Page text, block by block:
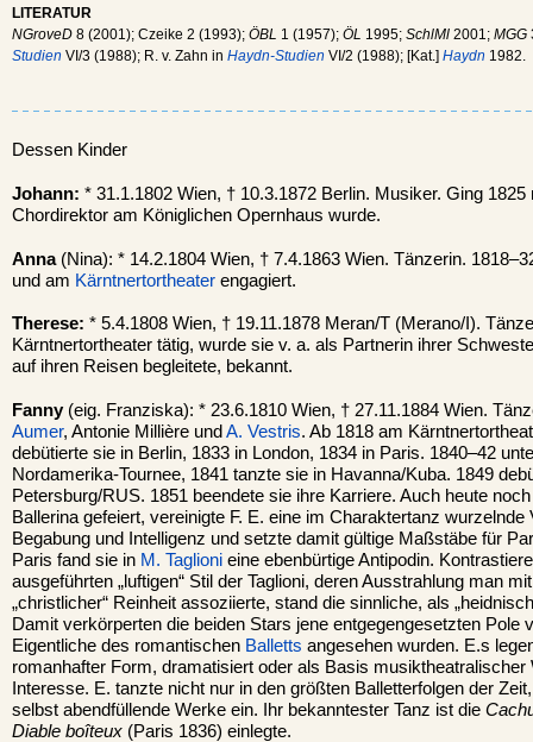
LITERATUR
NGroveD 8 (2001); Czeike 2 (1993); ÖBL 1 (1957); ÖL 1995; SchlMl 2001; MGG
Studien VI/3 (1988); R. v. Zahn in Haydn-Studien VI/2 (1988); [Kat.] Haydn 1982.
Dessen Kinder
Johann: * 31.1.1802 Wien, † 10.3.1872 Berlin. Musiker. Ging
Chordirektor am Königlichen Opernhaus wurde.
Anna(Nina): * 14.2.1804 Wien, † 7.4.1863 Wien. Tänzerin.
und am Kärntnertortheater engagiert.
Therese: * 5.4.1808 Wien, † 19.11.1878 Meran/T (Merano/I).
Kärntnertortheater tätig, wurde sie v. a. als Partnerin ihrer
auf ihren Reisen begleitete, bekannt.
Fanny(eig. Franziska): * 23.6.1810 Wien, † 27.11.1884 Wien.
Aumer, Antonie Millière und A. Vestris. Ab 1818 am
debütierte sie in Berlin, 1833 in London, 1834 in Paris. 1840–42
Nordamerika-Tournee, 1841 tanzte sie in Havanna/Kuba. 1849
Petersburg/RUS. 1851 beendete sie ihre Karriere. Auch heute
Ballerina gefeiert, vereinigte F. E. eine im Charaktertanz
Begabung und Intelligenz und setzte damit gültige Maßstäbe für
Paris fand sie in M. Taglioni eine ebenbürtige Antipodin.
ausgeführten „luftigen“ Stil der Taglioni, deren Ausstrahlung man
„christlicher“ Reinheit assoziierte, stand die sinnliche, als
Damit verkörperten die beiden Stars jene entgegengesetzten Pole
Eigentliche des romantischen Balletts angesehen wurden. E.s
romanhafter Form, dramatisiert oder als Basis
Interesse. E. tanzte nicht nur in den größten Balletterfolgen der
selbst abendfüllende Werke ein. Ihr bekanntester Tanz ist die
Diable boîteux (Paris 1836) einlegte.